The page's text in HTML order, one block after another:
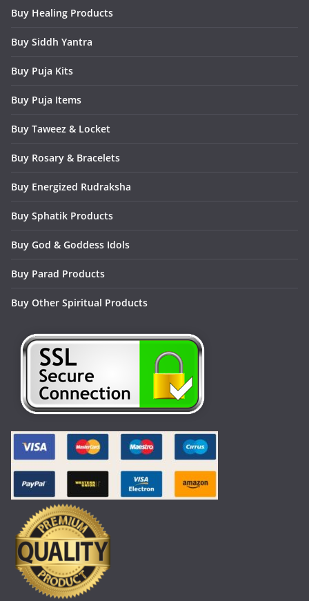
Buy Healing Products
Buy Siddh Yantra
Buy Puja Kits
Buy Puja Items
Buy Taweez & Locket
Buy Rosary & Bracelets
Buy Energized Rudraksha
Buy Sphatik Products
Buy God & Goddess Idols
Buy Parad Products
Buy Other Spiritual Products